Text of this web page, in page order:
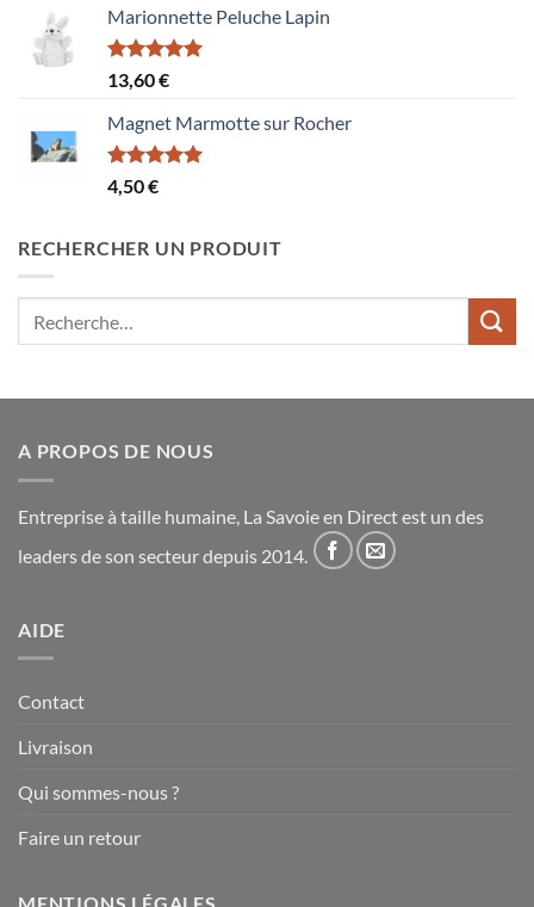
Marionnette Peluche Lapin
Note5.00
sur 5
13,60€
Magnet Marmotte sur Rocher
Note5.00
sur 5
4,50€
RECHERCHER UN PRODUIT
A PROPOS DE NOUS
Entreprise à taille humaine, La Savoie en Direct est un des
leaders de son secteur depuis 2014.
AIDE
Contact
Livraison
Qui sommes-nous ?
Faire un retour